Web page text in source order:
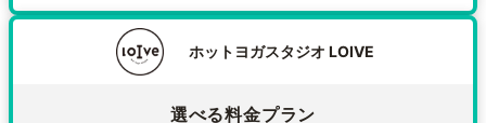
ホットヨガスタジオ LOIVE
選べる料金プラン